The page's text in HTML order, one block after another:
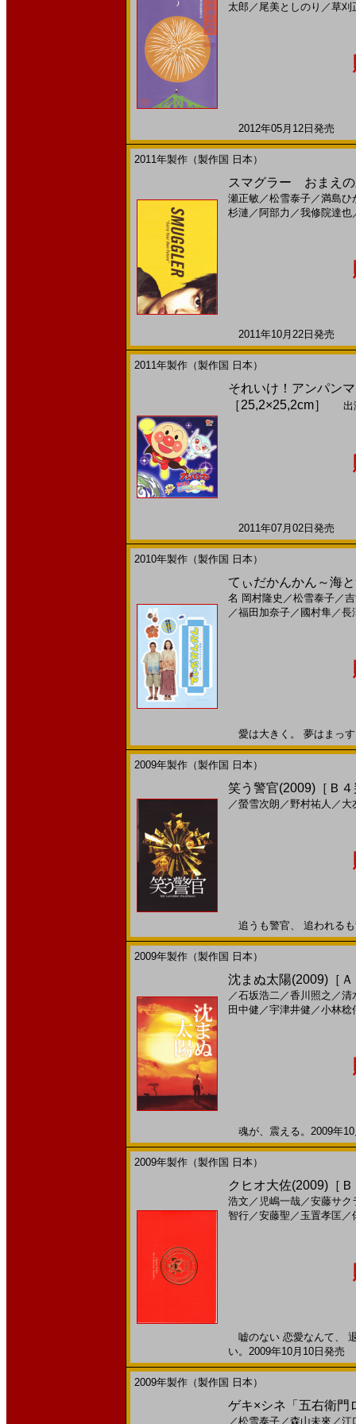
太郎 ／ 尾美としのり ／草刈
2012年05月12日発売
2011年製作（製作国 日本）
スマグラー おまえの
瀬正敏／松雪泰子／満島ひ
杉漣 ／ 阿部力 ／我修院達也
2011年10月22日発売
2011年製作（製作国 日本）
それいけ！アンパン
［25,2×25,2cm］
出
2011年07月02日発売
2010年製作（製作国 日本）
てぃだかんかん～海
名 岡村隆史 ／松雪泰子／
／福田加奈子／ 國村隼／長
愛は大きく。 夢はまっ
2009年製作（製作国 日本）
笑う警官(2009)［Ｂ
／螢雪次朗 ／ 野村祐人 ／ 大
追うも警官、 追われる
2009年製作（製作国 日本）
沈まぬ太陽(2009)［
／石坂浩二／香川照之 ／清
田中健 ／宇津井健 ／小林稔
魂が、震える。2009年
2009年製作（製作国 日本）
クヒオ大佐(2009)［
浩文 ／ 児嶋一哉／安藤サク
智行／安藤聖 ／ 玉置孝匡 ／
嘘のない 恋愛なんて、
い。2009年10月10日発
2009年製作（製作国 日本）
ゲキ×シネ「五右衛門
／松雪泰子 ／森山未來 ／江